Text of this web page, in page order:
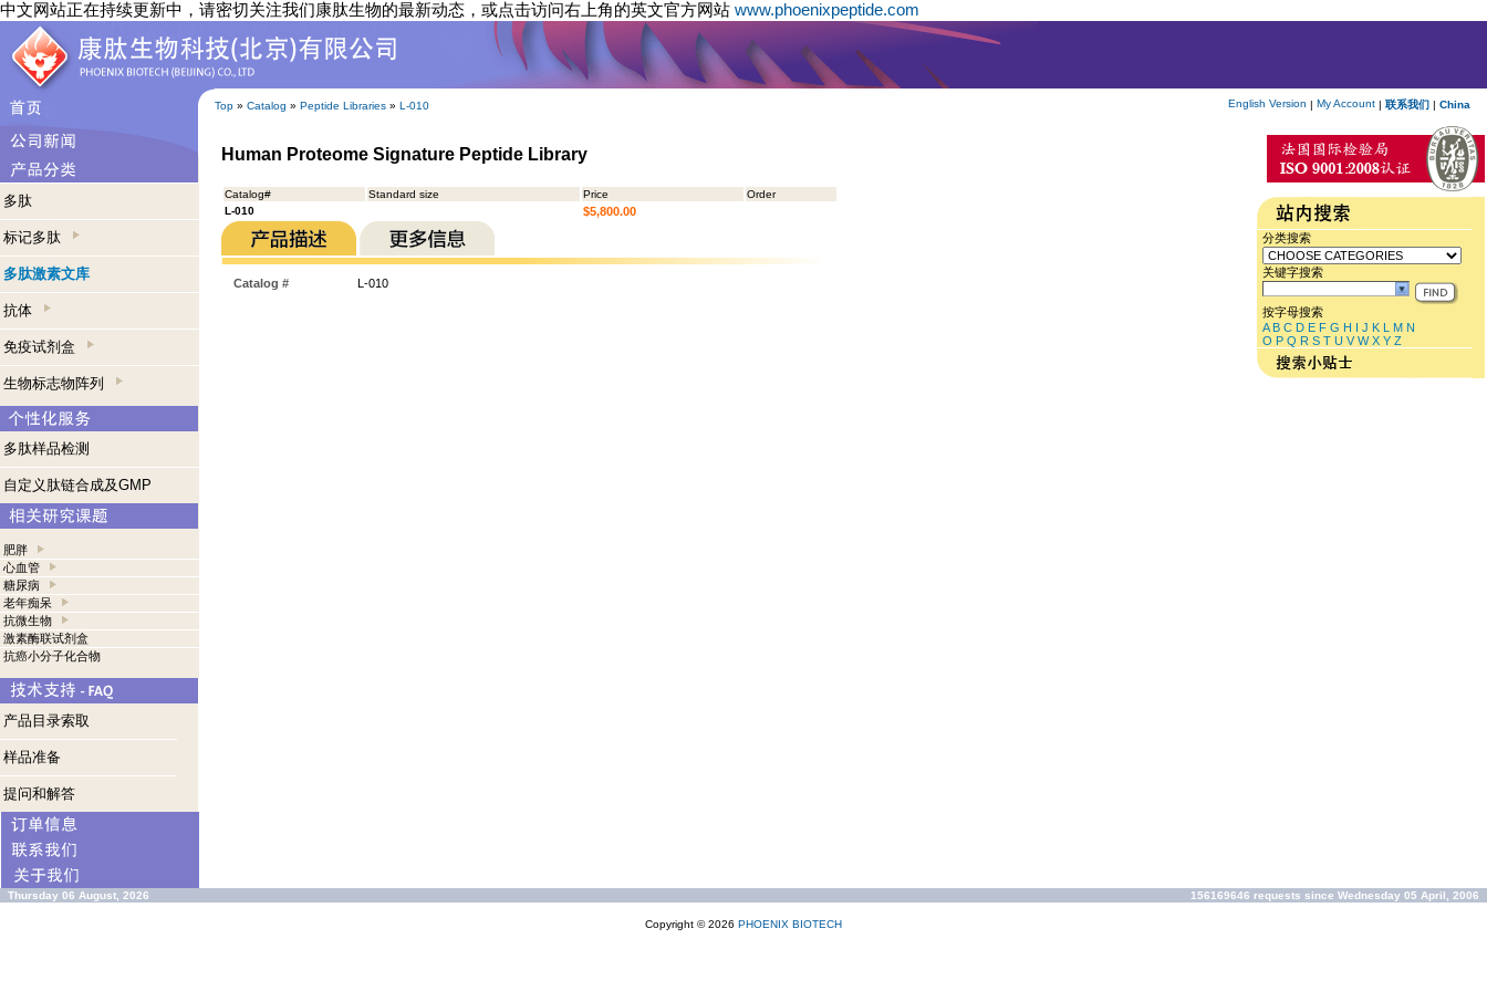
中文网站正在持续更新中，请密切关注我们康肽生物的最新动态，或点击访问右上角的英文官方网站 www.phoenixpeptide.com
Top » Catalog » Peptide Libraries » L-010 English Version | My Account | 联系我们 | China
多肽
标记多肽
多肽激素文库
抗体
免疫试剂盒
生物标志物阵列
多肽样品检测
自定义肽链合成及GMP
肥胖
心血管
糖尿病
老年痴呆
抗微生物
激素酶联试剂盒
抗癌小分子化合物
产品目录索取
样品准备
提问和解答
Human Proteome Signature Peptide Library
Catalog# Standard size Price
Order
L-010
$5,800.00
Catalog # L-010
分类搜索
关键字搜索
按字母搜索
A B C D E F G H I J K L M N
O P Q R S T U V W X Y Z
Thursday 06 August, 2026 156169646 requests since Wednesday 05 April, 2006
Copyright © 2026 PHOENIX BIOTECH